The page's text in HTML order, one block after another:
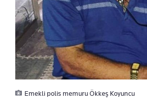
Emekli polis memuru Ökkeş Koyuncu